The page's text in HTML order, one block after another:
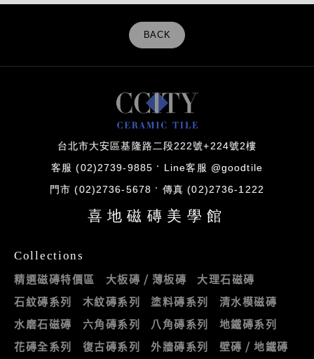
BACK
台北市大安區基隆路二段222號+224號2樓
客服 (02)2739-9885 Line客服 @goodtile
門市 (02)2736-5678 傳真 (02)2736-1222
喜地磁磚美學館
Collections
精選磁磚特價區 大板磚 / 薄板磚
大理石磁磚
石紋磚系列
木紋磚系列 塗料磚系列
清水模磁磚
水磨石磁磚
六角磚系列 八角磚系列
地鐵磚系列
花磚全系列
復古磚系列 外牆磚系列
壁磚 / 地鐵磚